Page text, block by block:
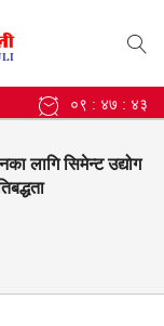
०९ : ४७ : ४५